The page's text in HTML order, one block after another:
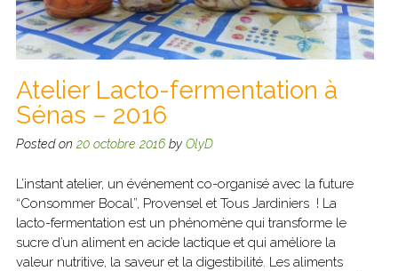
Atelier Lacto-fermentation à
Sénas – 2016
Posted on 20 octobre 2016by OlyD
L’instant atelier, un événement co-organisé avec la future
“Consommer Bocal”, Provensel et Tous Jardiniers ! La
lacto-fermentation est un phénomène qui transforme le
sucre d’un aliment en acide lactique et qui améliore la
valeur nutritive, la saveur et la digestibilité. Les aliments